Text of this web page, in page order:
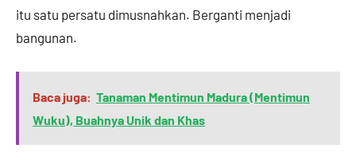
itu satu persatu dimusnahkan. Berganti menjadi
bangunan.
Baca juga: Tanaman Mentimun Madura (Mentimun
Wuku), Buahnya Unik dan Khas